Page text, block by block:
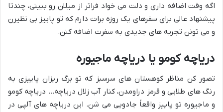
اگه وقت اضافه داری و دلت می خواد فراتر از میلان رو ببینی، چندتا
پیشنهاد عالی برای سفرهای یک روزه برات دارم که تو پاییز بی نظیرن
و می تونن تجربه های جدیدی به سفرت اضافه کنن.
دریاچه کومو یا دریاچه ماجیوره
تصور کن مناظر کوهستان های سرسبز که تو برگ ریزان پاییزی به
رنگ های طلایی و قرمز دراومدن، کنار آب زلال دریاچه… دریاچه کومو
و ماجیوره تو پاییز واقعاً جادویی می شن. این دریاچه های آلپی در